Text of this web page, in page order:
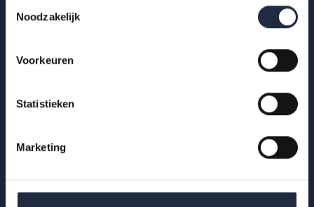
Noodzakelijk
Voorkeuren
Statistieken
Marketing
29 okt 2025